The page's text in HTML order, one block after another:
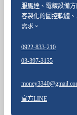
服馬達 、電鍍設備
客製化的圖控軟體、
需求。
0922-833-210
03-397-3135
官方LINE